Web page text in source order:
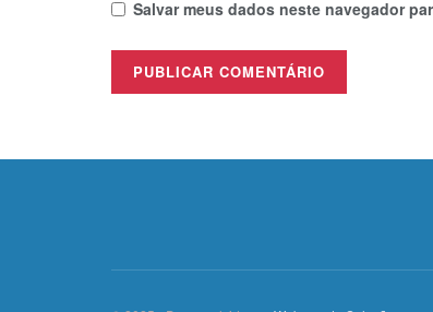
Salvar meus dados neste navegador